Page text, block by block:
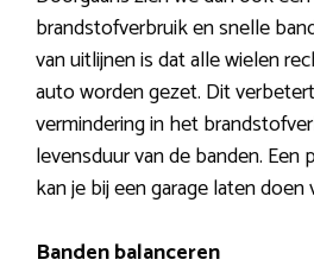
brandstofverbruik en snelle
van uitlijnen is dat alle wielen
auto worden gezet. Dit
vermindering in het
levensduur van de banden.
kan je bij een garage laten
Banden balanceren